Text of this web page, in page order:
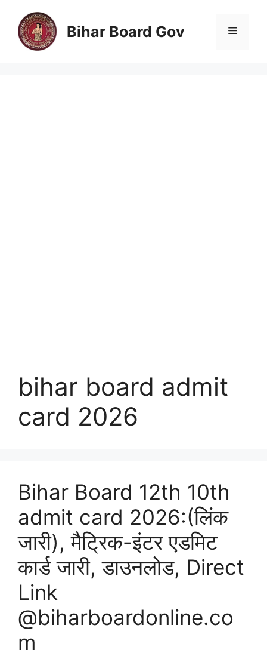
content
Bihar Board Gov Menu
bihar board admit
card 2026
Bihar Board 12th 10th
admit card 2026:(लिंक
जारी), मैट्रिक-इंटर एडमिट
कार्ड जारी, डाउनलोड, Direct
Link
@biharboardonline.co
m